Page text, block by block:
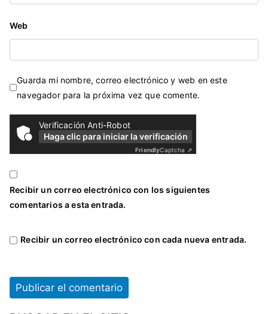
Web
Guarda mi nombre, correo electrónico y web en este
navegador para la próxima vez que comente.
Verificación Anti-Robot
Haga clic para iniciar la verificación
FriendlyCaptcha ⇗
Recibir un correo electrónico con los siguientes
comentarios a esta entrada.
Recibir un correo electrónico con cada nueva entrada.